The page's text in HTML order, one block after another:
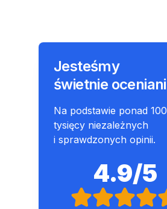
Jesteśmy
świetnie oceniani
Na podstawie ponad 100
tysięcy niezależnych
i sprawdzonych opinii.
4.9/5